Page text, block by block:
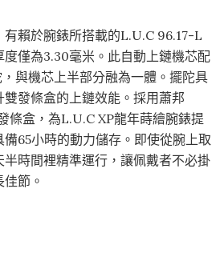
賴於腕錶所搭載的L.U.C 96.17-L
僅為3.30毫米。此自動上鏈機芯配
與機芯上半部分融為一體。擺陀具
發條盒的上鏈效能。採用蕭邦
條盒，為L.U.C XP龍年蒔繪腕錶提
65小時的動力儲存。即使從腕上取
時間裡精準運行，讓佩戴者不必掛
節。